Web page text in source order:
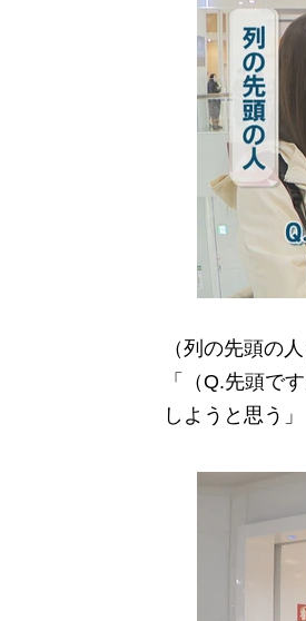
（列の先頭の人
「（Q.先頭で
しようと思う」